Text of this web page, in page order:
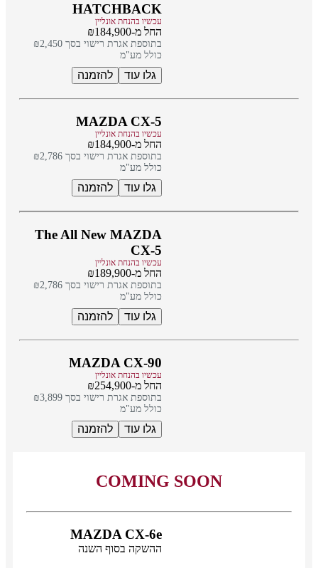
HATCHBACK
עכשיו בהנחת אונליין
החל מ-₪184,900
בתוספת אגרת רישוי בסך ₪2,450
כולל מע"מ
גלו עוד להזמנה
MAZDA CX-5
עכשיו בהנחת אונליין
החל מ-₪184,900
בתוספת אגרת רישוי בסך ₪2,786
כולל מע"מ
גלו עוד להזמנה
The All New MAZDA
CX-5
עכשיו בהנחת אונליין
החל מ-₪189,900
בתוספת אגרת רישוי בסך ₪2,786
כולל מע"מ
גלו עוד להזמנה
MAZDA CX-90
עכשיו בהנחת אונליין
החל מ-₪254,900
בתוספת אגרת רישוי בסך ₪3,899
כולל מע"מ
גלו עוד להזמנה
COMING SOON
MAZDA CX-6e
ההשקה בסוף השנה